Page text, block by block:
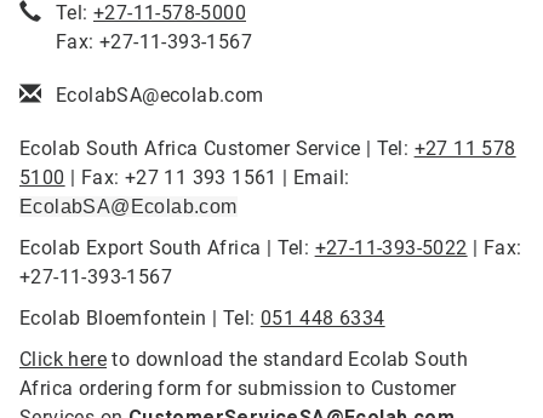
Tel: +27-11-578-5000
Fax: +27-11-393-1567
EcolabSA@ecolab.com
Ecolab South Africa Customer Service | Tel: +27 11 578
5100 | Fax: +27 11 393 1561 | Email:
EcolabSA@Ecolab.com
Ecolab Export South Africa | Tel: +27-11-393-5022 | Fax:
+27-11-393-1567
Ecolab Bloemfontein | Tel: 051 448 6334
Click here to download the standard Ecolab South
Africa ordering form for submission to Customer